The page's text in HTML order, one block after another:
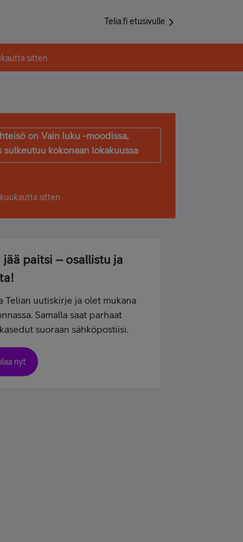
Telia.fi etusivulle
sitten
on Vain luku -moodissa,
sulkeutuu kokonaan lokakuussa
sitten
jää paitsi – osallistu ja
Telian uutiskirje ja olet mukana
Samalla saat parhaat
suoraan sähköpostiisi.
nyt